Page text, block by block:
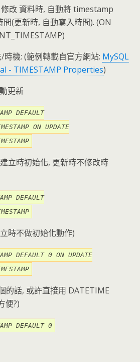
改 資料時, 自動將 timestamp
(更新時, 自動寫入時間). (ON
機: (範例轉載自官方網站: MySQL
- TIMESTAMP Properties)
更新
DEFAULT
ON UPDATE
立時初始化, 更新時不修改時
DEFAULT
時不做初始化動作)
DEFAULT 0 ON UPDATE
的話, 或許直接用 DATETIME
便?)
DEFAULT 0